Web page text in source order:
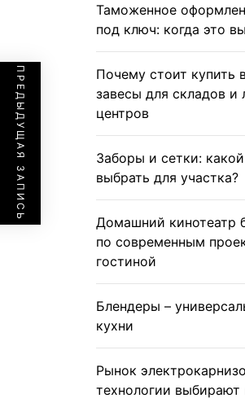
ПРЕДЫДУЩАЯ ЗАПИСЬ
Таможенное
под ключ: когда это
Почему стоит купить
завесы для складов и
центров
Заборы и сетки:
выбрать для участка?
Домашний кинотеатр
по современным
гостиной
Блендеры –
кухни
Рынок
технологии выбирают